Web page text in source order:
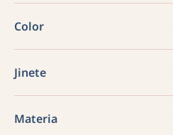
Color
Jinete
Materia